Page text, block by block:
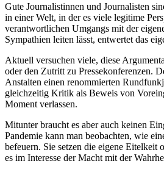
Gute Journalistinnen und Journalisten
in einer Welt, in der es viele legitime
verantwortlichen Umgangs mit der
Sympathien leiten lässt, entwertet das
Aktuell versuchen viele, diese
oder den Zutritt zu Pressekonferenzen.
Anstalten einen renommierten
gleichzeitig Kritik als Beweis von
Moment verlassen.
Mitunter braucht es aber auch keinen
Pandemie kann man beobachten, wie
befeuern. Sie setzen die eigene Eitelkeit
es im Interesse der Macht mit der